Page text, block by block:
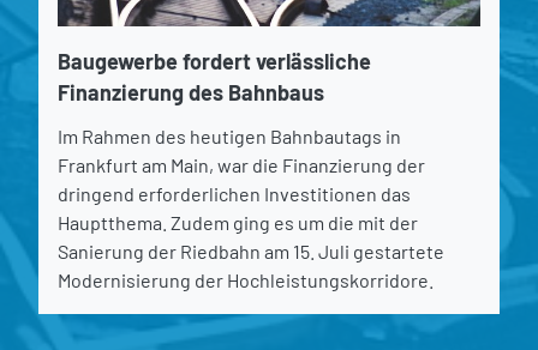
Baugewerbe fordert verlässliche
Finanzierung des Bahnbaus
Im Rahmen des heutigen Bahnbautags in
Frankfurt am Main, war die Finanzierung der
dringend erforderlichen Investitionen das
Hauptthema. Zudem ging es um die mit der
Sanierung der Riedbahn am 15. Juli gestartete
Modernisierung der Hochleistungskorridore.